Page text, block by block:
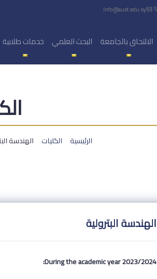
الالتحاق بالجامعة البحث العلمي خدمات طلابية
الرئيسية الكليات الهندسة
الهندسة البترولية
During the academic year 2023/2024: